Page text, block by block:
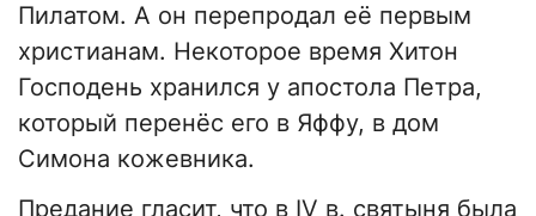
Пилатом. А он перепродал её первым
христианам. Некоторое время Хитон
Господень хранился у апостола Петра,
который перенёс его в Яффу, в дом
Симона кожевника.
Предание гласит, что в IV в. святыня была